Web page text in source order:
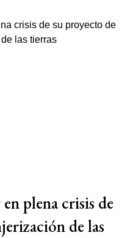
plena crisis de
de las